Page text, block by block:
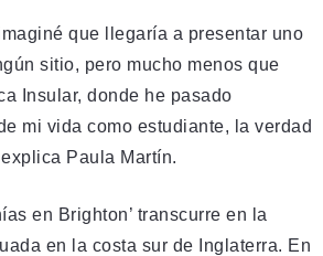
que llegaría a presentar uno
sitio, pero mucho menos que
Insular, donde he pasado
mi vida como estudiante, la verdad
Paula Martín.
en Brighton’ transcurre en la
en la costa sur de Inglaterra. En